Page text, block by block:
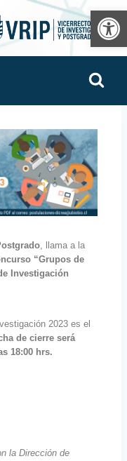
, llama a la
“Grupos de
Investigación
2023 es el
de cierre será
18:00 hrs.
la Dirección de